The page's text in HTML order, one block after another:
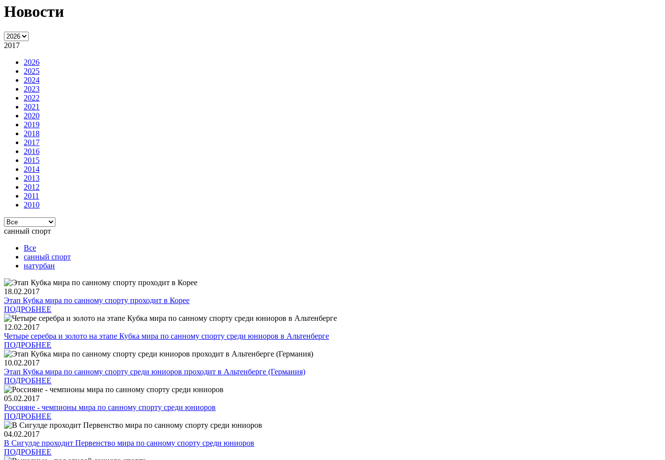
Новости
2017
2026
2025
2024
2023
2022
2021
2020
2019
2018
2017
2016
2015
2014
2013
2012
2011
2010
санный спорт
Все
санный спорт
натурбан
18.02.2017
Этап Кубка мира по санному спорту проходит в Корее
ПОДРОБНЕЕ
12.02.2017
Четыре серебра и золото на этапе Кубка мира по санному спорту среди юниоров в Альтенберге
ПОДРОБНЕЕ
10.02.2017
Этап Кубка мира по санному спорту среди юниоров проходит в Альтенберге (Германия)
ПОДРОБНЕЕ
05.02.2017
Россияне - чемпионы мира по санному спорту среди юниоров
ПОДРОБНЕЕ
04.02.2017
В Сигулде проходит Первенство мира по санному спорту среди юниоров
ПОДРОБНЕЕ